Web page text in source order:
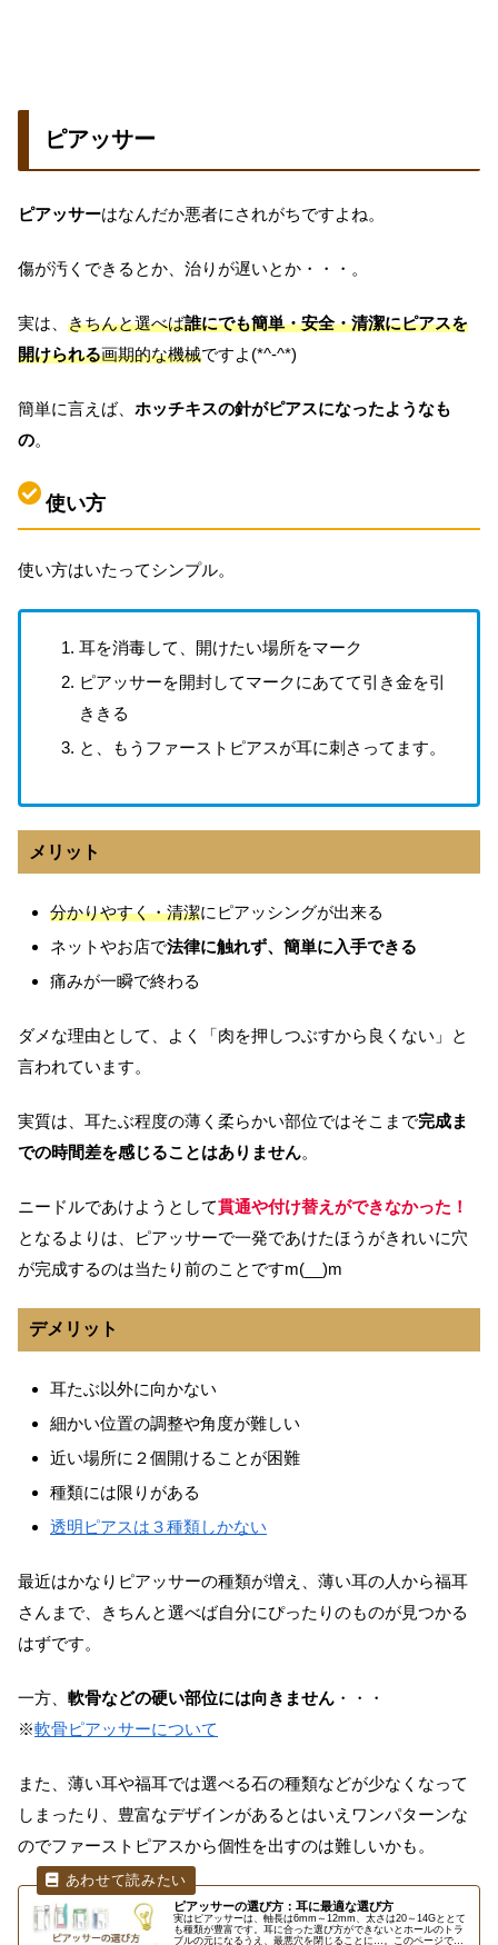
ピアッサー
ピアッサーはなんだか悪者にされがちですよね。
傷が汚くできるとか、治りが遅いとか・・・。
実は、 きちんと選べば誰にでも簡単・安全・清潔にピアスを
開けられる画期的な機械ですよ(*^-^*)
簡単に言えば、 ホッチキスの針がピアスになったようなも
の。
使い方
使い方はいたってシンプル。
耳を消毒して、開けたい場所をマーク
ピアッサーを開封してマークにあてて引き金を引
ききる
と、もうファーストピアスが耳に刺さってます。
メリット
分かりやすく・清潔にピアッシングが出来る
ネットやお店で法律に触れず、簡単に入手できる
痛みが一瞬で終わる
ダメな理由として、よく「肉を押しつぶすから良くない」と
言われています。
実質は、耳たぶ程度の薄く柔らかい部位ではそこまで完成ま
での時間差を感じることはありません。
ニードルであけようとして貫通や付け替えができなかった！
となるよりは、ピアッサーで一発であけたほうがきれいに穴
が完成するのは当たり前のことですm(__)m
デメリット
耳たぶ以外に向かない
細かい位置の調整や角度が難しい
近い場所に２個開けることが困難
種類には限りがある
透明ピアスは３種類しかない
最近はかなりピアッサーの種類が増え、薄い耳の人から福耳
さんまで、きちんと選べば自分にぴったりのものが見つかる
はずです。
一方、 軟骨などの硬い部位には向きません ・・・
※軟骨ピアッサーについて
また、薄い耳や福耳では選べる石の種類などが少なくなって
しまったり、豊富なデザインがあるとはいえワンパターンな
のでファーストピアスから個性を出すのは難しいかも。
ピアッサーの選び方：耳に最適な選び方
実はピアッサーは、軸長は6mm～12mm、太さは20～14Gととて
も種類が豊富です。耳に合った選び方ができないとホールのトラ
ブルの元になるうえ、最悪穴を閉じることに…。このページでは